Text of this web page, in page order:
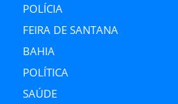
POLÍCIA
FEIRA DE SANTANA
BAHIA
POLÍTICA
SAÚDE